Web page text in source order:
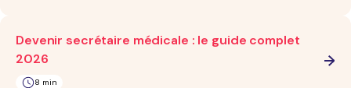
Devenir secrétaire médicale : le guide complet
2026
8 min